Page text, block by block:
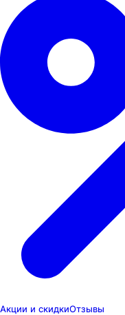
Акции и скидкиОтзывы